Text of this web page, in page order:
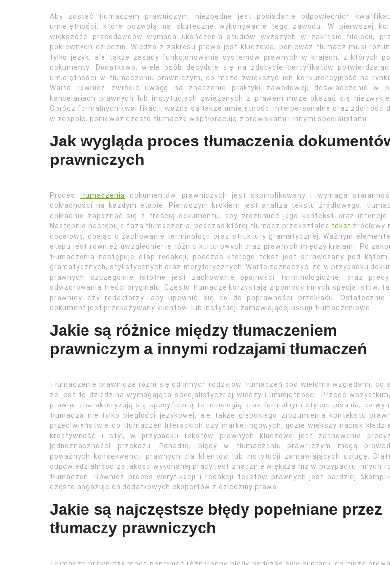
Aby zostać tłumaczem prawniczym, niezbędne jest posiadanie odpowiednich
umiejętności, które pozwolą na skuteczne wykonywanie tego zawodu. W pierwszej
większość pracodawców wymaga ukończenia studiów wyższych w zakresie filologii,
pokrewnych dziedzin. Wiedza z zakresu prawa jest kluczowa, ponieważ tłumacz musi
tylko język, ale także zasady funkcjonowania systemów prawnych w krajach, z których
dokumenty. Dodatkowo, wiele osób decyduje się na zdobycie certyfikatów
umiejętności w tłumaczeniu prawniczym, co może zwiększyć ich konkurencyjność na
Warto również zwrócić uwagę na znaczenie praktyki zawodowej; doświadczenie w
kancelariach prawnych lub instytucjach związanych z prawem może okazać się niezwykle
Oprócz formalnych kwalifikacji, ważne są także umiejętności interpersonalne oraz zdolność
w zespole, ponieważ często tłumacze współpracują z prawnikami i innymi specjalistami.
Jak wygląda proces tłumaczenia
prawniczych
Proces tłumaczenia
dokumentów prawniczych jest skomplikowany i wymaga
dokładności na każdym etapie. Pierwszym krokiem jest analiza tekstu źródłowego;
dokładnie zapoznać się z treścią dokumentu, aby zrozumieć jego kontekst oraz intencje
Następnie następuje faza tłumaczenia, podczas której tłumacz przekształca tekst źródłowy
docelowy, dbając o zachowanie terminologii oraz struktury gramatycznej. Ważnym
etapu jest również uwzględnienie różnic kulturowych oraz prawnych między krajami. Po
tłumaczenia następuje etap redakcji, podczas którego tekst jest sprawdzany pod kątem
gramatycznych, stylistycznych oraz merytorycznych. Warto zaznaczyć, że w przypadku
prawnych szczególnie istotne jest zachowanie spójności terminologicznej oraz
odwzorowania treści oryginału. Często tłumacze korzystają z pomocy innych specjalistów,
prawnicy czy redaktorzy, aby upewnić się co do poprawności przekładu. Ostatecznie
dokument jest przekazywany klientowi lub instytucji zamawiającej usługi tłumaczeniowe.
Jakie są różnice między tłumaczeniem
prawniczym a innymi rodzajami tłumaczeń
Tłumaczenie prawnicze różni się od innych rodzajów tłumaczeń pod wieloma względami, co
że jest to dziedzina wymagająca specjalistycznej wiedzy i umiejętności. Przede
prawne charakteryzują się specyficzną terminologią oraz formalnym stylem pisania, co
tłumacza nie tylko biegłości językowej, ale także głębokiego zrozumienia kontekstu
przeciwieństwie do tłumaczeń literackich czy marketingowych, gdzie większy nacisk
kreatywność i styl, w przypadku tekstów prawnych kluczowe jest zachowanie
jednoznaczności przekazu. Ponadto, błędy w tłumaczeniu prawniczym mogą
poważnych konsekwencji prawnych dla klientów lub instytucji zamawiających usługę.
odpowiedzialność za jakość wykonanej pracy jest znacznie większa niż w przypadku innych
tłumaczeń. Również proces weryfikacji i redakcji tekstów prawnych jest bardziej
często angażuje on dodatkowych ekspertów z dziedziny prawa.
Jakie są najczęstsze błędy popełniane przez
tłumaczy prawniczych